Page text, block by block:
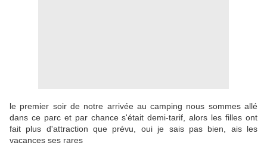
le premier soir de notre arrivée au camping nous sommes allé
dans ce parc et par chance s'était demi-tarif, alors les filles ont
fait plus d'attraction que prévu, oui je sais pas bien, ais les
vacances ses rares